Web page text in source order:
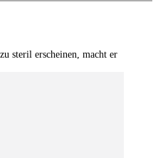
steril erscheinen, macht er